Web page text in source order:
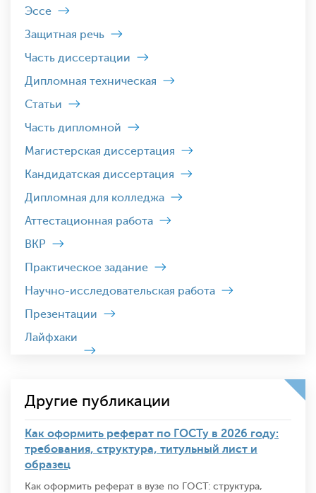
Эссе
Защитная речь
Часть диссертации
Дипломная техническая
Статьи
Часть дипломной
Магистерская диссертация
Кандидатская диссертация
Дипломная для колледжа
Аттестационная работа
ВКР
Практическое задание
Научно-исследовательская работа
Презентации
Лайфхаки
Другие публикации
Как оформить реферат по ГОСТу в 2026 году:
требования, структура, титульный лист и
образец
Как оформить реферат в вузе по ГОСТ: структура,